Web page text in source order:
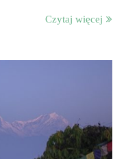
Czytaj więcej